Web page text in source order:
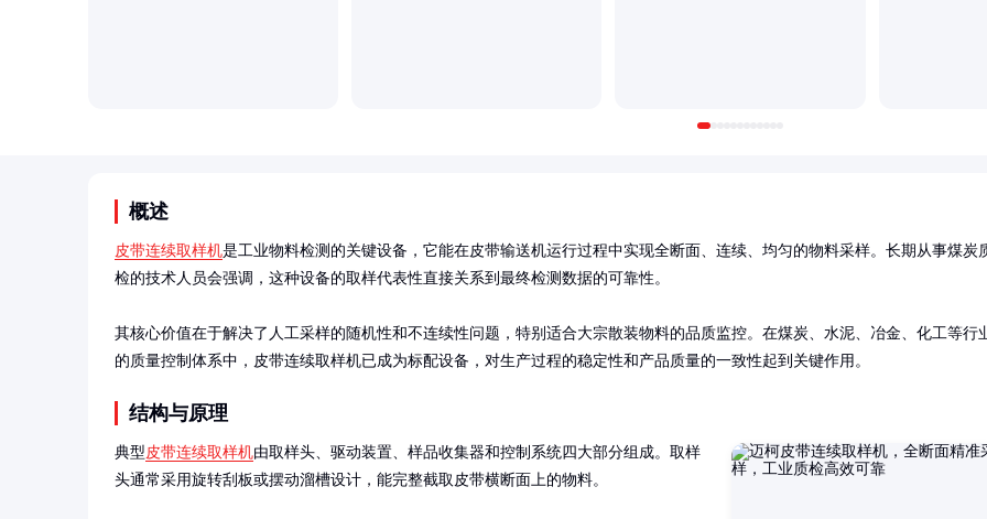
概述
皮带连续取样机是工业物料检测的关键设备，它能在皮带输送机运行过程中实现全断面、连续、均匀的物料采样。长期从事煤炭
检的技术人员会强调，这种设备的取样代表性直接关系到最终检测数据的可靠性。
其核心价值在于解决了人工采样的随机性和不连续性问题，特别适合大宗散装物料的品质监控。在煤炭、水泥、冶金、化工等行
的质量控制体系中，皮带连续取样机已成为标配设备，对生产过程的稳定性和产品质量的一致性起到关键作用。
结构与原理
典型皮带连续取样机由取样头、驱动装置、样品收集器和控制系统四大部分组成。取样
头通常采用旋转刮板或摆动溜槽设计，能完整截取皮带横断面上的物料。